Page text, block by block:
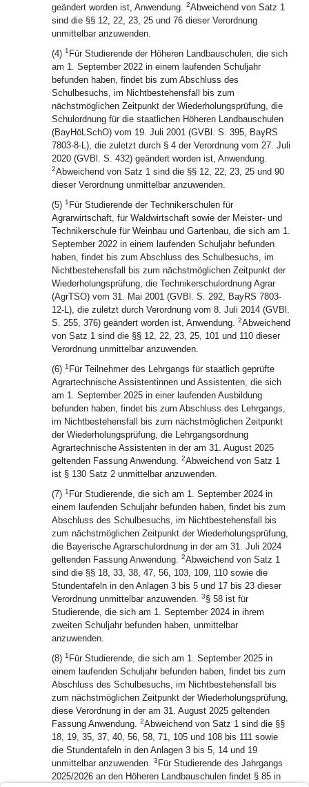
geändert worden ist, Anwendung. 2Abweichend von Satz 1
sind die §§ 12, 22, 23, 25 und 76 dieser Verordnung
unmittelbar anzuwenden.
(4) 1 Für Studierende der Höheren Landbauschulen, die sich
am 1. September 2022 in einem laufenden Schuljahr
befunden haben, findet bis zum Abschluss des
Schulbesuchs, im Nichtbestehensfall bis zum
nächstmöglichen Zeitpunkt der Wiederholungsprüfung, die
Schulordnung für die staatlichen Höheren Landbauschulen
(BayHöLSchO) vom 19. Juli 2001 (GVBl. S. 395, BayRS
7803-8-L), die zuletzt durch § 4 der Verordnung vom 27. Juli
2020 (GVBl. S. 432) geändert worden ist, Anwendung.
2Abweichend von Satz 1 sind die §§ 12, 22, 23, 25 und 90
dieser Verordnung unmittelbar anzuwenden.
(5) 1 Für Studierende der Technikerschulen für
Agrarwirtschaft, für Waldwirtschaft sowie der Meister- und
Technikerschule für Weinbau und Gartenbau, die sich am 1.
September 2022 in einem laufenden Schuljahr befunden
haben, findet bis zum Abschluss des Schulbesuchs, im
Nichtbestehensfall bis zum nächstmöglichen Zeitpunkt der
Wiederholungsprüfung, die Technikerschulordnung Agrar
(AgrTSO) vom 31. Mai 2001 (GVBl. S. 292, BayRS 7803-
12-L), die zuletzt durch Verordnung vom 8. Juli 2014 (GVBl.
S. 255, 376) geändert worden ist, Anwendung. 2Abweichend
von Satz 1 sind die §§ 12, 22, 23, 25, 101 und 110 dieser
Verordnung unmittelbar anzuwenden.
(6) 1 Für Teilnehmer des Lehrgangs für staatlich geprüfte
Agrartechnische Assistentinnen und Assistenten, die sich
am 1. September 2025 in einer laufenden Ausbildung
befunden haben, findet bis zum Abschluss des Lehrgangs,
im Nichtbestehensfall bis zum nächstmöglichen Zeitpunkt
der Wiederholungsprüfung, die Lehrgangsordnung
Agrartechnische Assistenten in der am 31. August 2025
geltenden Fassung Anwendung. 2Abweichend von Satz 1
ist § 130 Satz 2 unmittelbar anzuwenden.
(7) 1 Für Studierende, die sich am 1. September 2024 in
einem laufenden Schuljahr befunden haben, findet bis zum
Abschluss des Schulbesuchs, im Nichtbestehensfall bis
zum nächstmöglichen Zeitpunkt der Wiederholungsprüfung,
die Bayerische Agrarschulordnung in der am 31. Juli 2024
geltenden Fassung Anwendung. 2Abweichend von Satz 1
sind die §§ 18, 33, 38, 47, 56, 103, 109, 110 sowie die
Stundentafeln in den Anlagen 3 bis 5 und 17 bis 23 dieser
Verordnung unmittelbar anzuwenden. 3§ 58 ist für
Studierende, die sich am 1. September 2024 in ihrem
zweiten Schuljahr befunden haben, unmittelbar
anzuwenden.
(8) 1 Für Studierende, die sich am 1. September 2025 in
einem laufenden Schuljahr befunden haben, findet bis zum
Abschluss des Schulbesuchs, im Nichtbestehensfall bis
zum nächstmöglichen Zeitpunkt der Wiederholungsprüfung,
diese Verordnung in der am 31. August 2025 geltenden
Fassung Anwendung. 2Abweichend von Satz 1 sind die §§
18, 19, 35, 37, 40, 56, 58, 71, 105 und 108 bis 111 sowie
die Stundentafeln in den Anlagen 3 bis 5, 14 und 19
unmittelbar anzuwenden. 3 Für Studierende des Jahrgangs
2025/2026 an den Höheren Landbauschulen findet § 85 in